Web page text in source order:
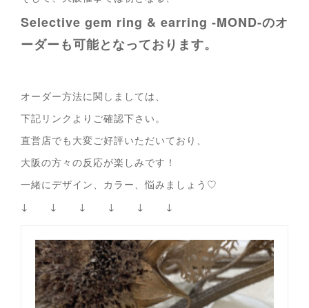
Selective gem ring & earring -MOND-のオ
ーダーも可能となっております。
オーダー方法に関しましては、
下記リンクよりご確認下さい。
直営店でも大変ご好評いただいており、
大阪の方々の反応が楽しみです！
一緒にデザイン、カラー、悩みましょう♡
↓ ↓ ↓ ↓ ↓ ↓